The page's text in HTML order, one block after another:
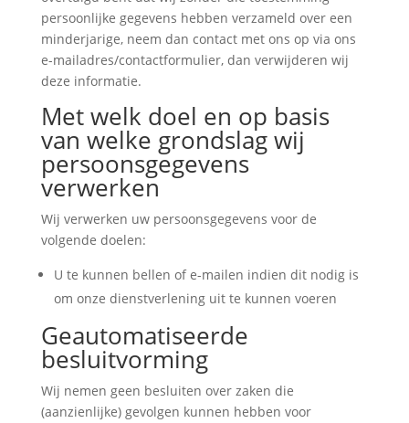
persoonlijke gegevens hebben verzameld over een
minderjarige, neem dan contact met ons op via ons
e-mailadres/contactformulier, dan verwijderen wij
deze informatie.
Met welk doel en op basis
van welke grondslag wij
persoonsgegevens
verwerken
Wij verwerken uw persoonsgegevens voor de
volgende doelen:
U te kunnen bellen of e-mailen indien dit nodig is
om onze dienstverlening uit te kunnen voeren
Geautomatiseerde
besluitvorming
Wij nemen geen besluiten over zaken die
(aanzienlijke) gevolgen kunnen hebben voor